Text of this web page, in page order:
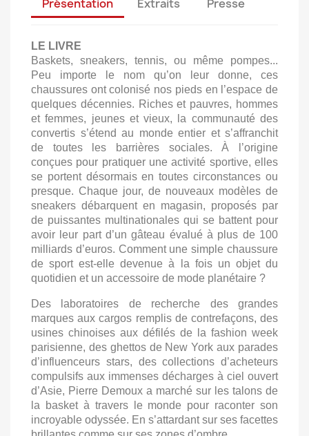
Présentation Extraits Presse
LE LIVRE
Baskets, sneakers, tennis, ou même pompes...
Peu importe le nom qu’on leur donne, ces
chaussures ont colonisé nos pieds en l’espace de
quelques décennies. Riches et pauvres, hommes
et femmes, jeunes et vieux, la communauté des
convertis s’étend au monde entier et s’affranchit
de toutes les barrières sociales. À l’origine
conçues pour pratiquer une activité sportive, elles
se portent désormais en toutes circonstances ou
presque. Chaque jour, de nouveaux modèles de
sneakers débarquent en magasin, proposés par
de puissantes multinationales qui se battent pour
avoir leur part d’un gâteau évalué à plus de 100
milliards d’euros. Comment une simple chaussure
de sport est-elle devenue à la fois un objet du
quotidien et un accessoire de mode planétaire ?
Des laboratoires de recherche des grandes
marques aux cargos remplis de contrefaçons, des
usines chinoises aux défilés de la fashion week
parisienne, des ghettos de New York aux parades
d’influenceurs stars, des collections d’acheteurs
compulsifs aux immenses décharges à ciel ouvert
d’Asie, Pierre Demoux a marché sur les talons de
la basket à travers le monde pour raconter son
incroyable odyssée. En s’attardant sur ses facettes